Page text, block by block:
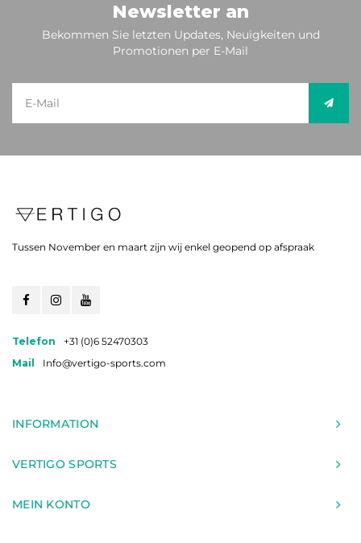
Newsletter an
Bekommen Sie letzten Updates, Neuigkeiten und
Promotionen per E-Mail
Tussen November en maart zijn wij enkel geopend op afspraak
Telefon
+31 (0)6 52470303
Mail
Info@vertigo-sports.com
INFORMATION
VERTIGO SPORTS
MEIN KONTO